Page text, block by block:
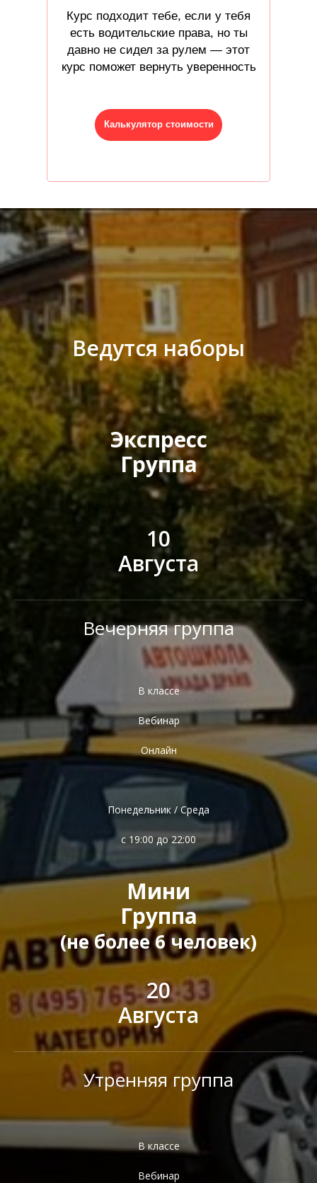
Курс подходит тебе, если у тебя
есть водительские права, но ты
давно не сидел за рулем — этот
курс поможет вернуть уверенность
Калькулятор стоимости
Ведутся наборы
Экспресс
Группа
10
Августа
Вечерняя группа
В классе
Вебинар
Онлайн
Понедельник / Среда
с 19:00 до 22:00
Мини
Группа
(не более 6 человек)
20
Августа
Утренняя группа
В классе
Вебинар